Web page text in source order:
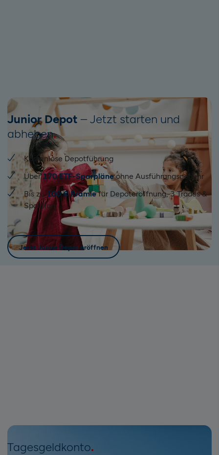
Junior Depot – Jetzt starten und
abheben
Kostenlose Depotführung
Über170 ETF-Sparpläneohne Ausführungsgebühr
Bis zu100 € Prämiefür Depoteröffnung, 3 Trades &
Sparplan
Jetzt Junior Depot eröffnen
Tagesgeldkonto